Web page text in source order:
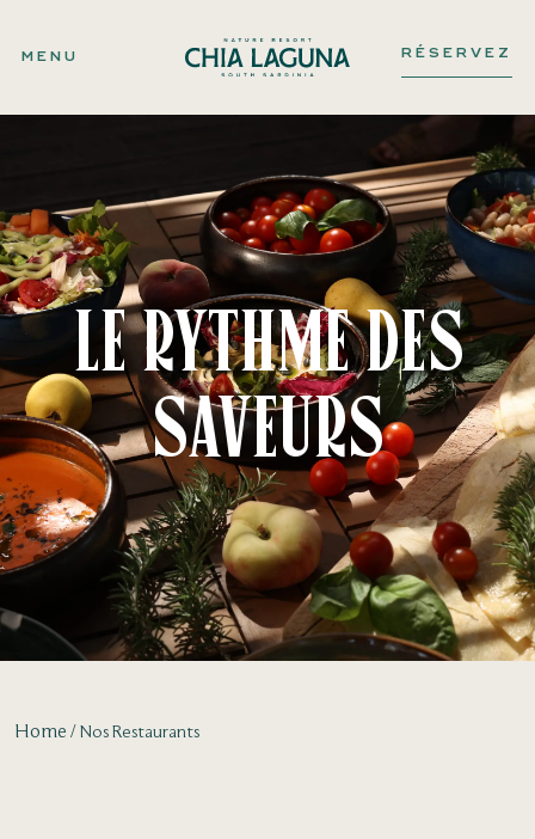
MENU RÉSERVEZ
Le rythme des
saveurs
Home Nos Restaurants